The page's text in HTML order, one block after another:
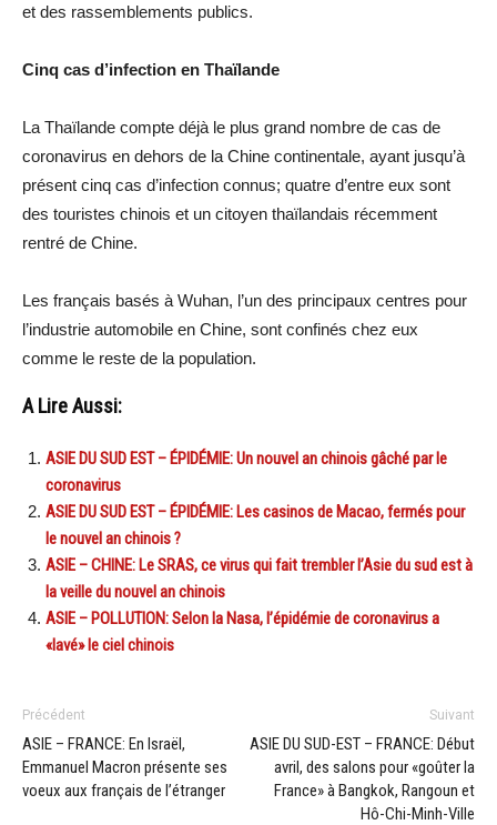
et des rassemblements publics.
Cinq cas d’infection en Thaïlande
La Thaïlande compte déjà le plus grand nombre de cas de
coronavirus en dehors de la Chine continentale, ayant jusqu’à
présent cinq cas d’infection connus; quatre d’entre eux sont
des touristes chinois et un citoyen thaïlandais récemment
rentré de Chine.
Les français basés à Wuhan, l’un des principaux centres pour
l’industrie automobile en Chine, sont confinés chez eux
comme le reste de la population.
A Lire Aussi:
ASIE DU SUD EST – ÉPIDÉMIE: Un nouvel an chinois gâché par le
coronavirus
ASIE DU SUD EST – ÉPIDÉMIE: Les casinos de Macao, fermés pour
le nouvel an chinois ?
ASIE – CHINE: Le SRAS, ce virus qui fait trembler l’Asie du sud est à
la veille du nouvel an chinois
ASIE – POLLUTION: Selon la Nasa, l’épidémie de coronavirus a
«lavé» le ciel chinois
Précédent
ASIE – FRANCE: En Israël,
Emmanuel Macron présente ses
voeux aux français de l’étranger
Suivant
ASIE DU SUD-EST – FRANCE: Début
avril, des salons pour «goûter la
France» à Bangkok, Rangoun et
Hô-Chi-Minh-Ville